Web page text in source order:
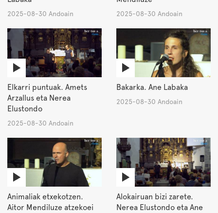
2025-08-30 Andoain 2025-08-30 Andoain
Elkarri puntuak. Amets
Arzallus eta Nerea
Elustondo
2025-08-30 Andoain
Bakarka. Ane Labaka
2025-08-30 Andoain
Animaliak etxekotzen.
Aitor Mendiluze atzekoei
Alokairuan bizi zarete.
Nerea Elustondo eta Ane